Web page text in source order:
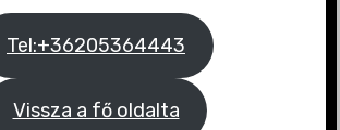
Tel:+36205364443
Vissza a fő oldalta